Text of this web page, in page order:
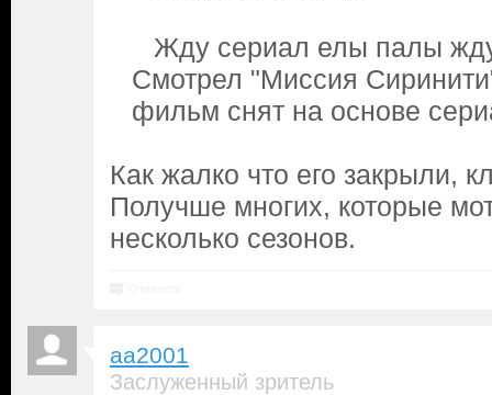
Жду сериал елы палы
Смотрел "Миссия
фильм снят на основе
Как жалко что его закрыли,
Получше многих, которые
несколько сезонов.
aa2001
Заслуженный зритель